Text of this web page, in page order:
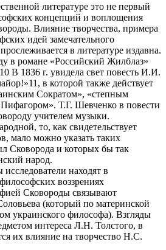
литературе это не первый
концепций и воплощения
Влияние творчества, примера
идей замечательного
в литературе издавна.
в романе «Российский Жилблаз»
В 1836 г. увидела свет повесть И.И.
в которой также действует
Сократом», «степным
Т.Г. Шевченко в повести
учителем музыки.
то, как свидетельствует
мало можно указать таких
Сковорода и которых бы так
народ.
находят в
воззрениях
Сковороды связывают
(который по материнской
украинского философа). Взгляды
интереса Л.Н. Толстого, в
их влияние на творчество Н.С.